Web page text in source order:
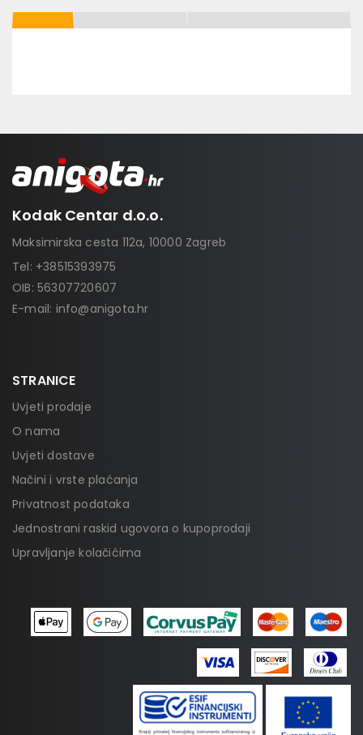
Kodak Centar d.o.o.
Maksimirska cesta 112a, 10000 Zagreb
Tel: +38515393975
OIB: 56307720607
E-mail: info@anigota.hr
STRANICE
Uvjeti prodaje
O nama
Uvjeti dostave
Načini i vrste plaćanja
Privatnost podataka
Jednostrani raskid ugovora o kupoprodaji
Upravljanje kolačićima